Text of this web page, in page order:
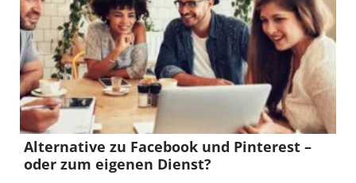
Alternative zu Facebook und Pinterest –
oder zum eigenen Dienst?